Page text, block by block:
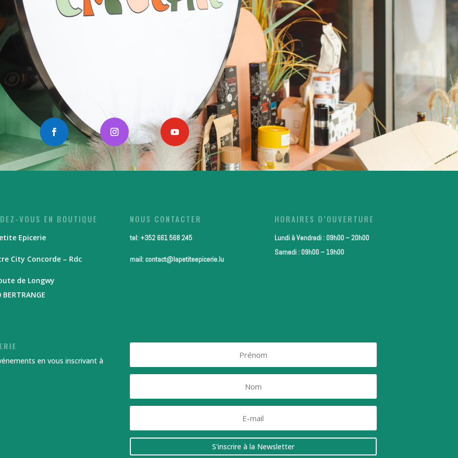
VOUS EN BOUTIQUE
Epicerie
City Concorde – Rdc
de Longwy
BERTRANGE
NOUS CONTACTER
tel: +352 661 568 245
mail: contact@lapetiteepicerie.lu
HORAIRES D’OUVERTURE
Lundi à Vendredi : 09h00 – 20h00
Samedi : 09h00 – 19h00
en vous inscrivant à
S'inscrire à la Newsletter